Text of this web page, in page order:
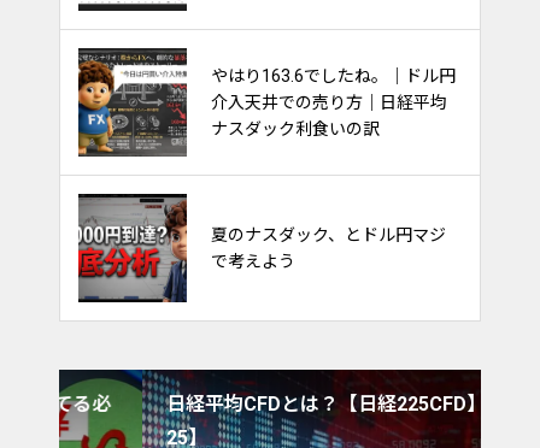
やはり163.6でしたね。｜ドル円
介入天井での売り方｜日経平均
ナスダック利食いの訳
夏のナスダック、とドル円マジ
で考えよう
金利と債券と株価の関係～ごちゃ
ごちゃ考えるな～
FXのやり方。フィボナッチで天
底を取るトレード
日経平均CFDとは？【日経225CFD】【JP2
25】